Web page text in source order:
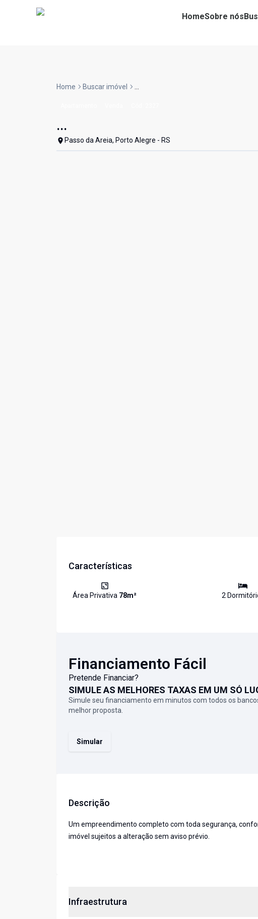
HomeSobre nós
Home Buscar imóvel ...
...
Passo da Areia, Porto Alegre - RS
Características
Área Privativa 78m² 2
Financiamento Fácil
Pretende Financiar?
SIMULE AS MELHORES TAXAS EM UM SÓ
Simule seu financiamento em minutos com todos os
melhor proposta.
Simular
Descrição
Um empreendimento completo com toda segurança,
imóvel sujeitos a alteração sem aviso prévio.
Infraestrutura